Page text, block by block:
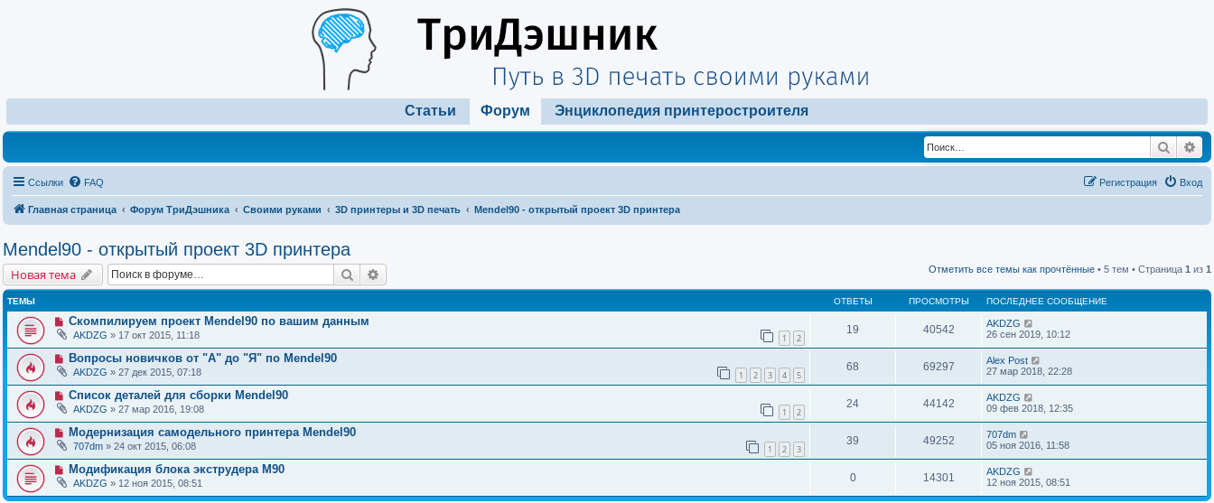
Статьи Форум Энциклопедия принтеростроителя
Поиск
Ссылки FAQ Вход
Регистрация
Главная страница Форум ТриДэшника Своими руками 3D принтеры и 3D печать Mendel90 - открытый проект 3D принтера
Mendel90 - открытый проект 3D принтера
Новая тема Поиск Отметить все темы как прочтённые • 5 тем • Страница 1 из 1
ТЕМЫ ОТВЕТЫ ПРОСМОТРЫ ПОСЛЕДНЕЕ СООБЩЕНИЕ
Скомпилируем проект Mendel90 по вашим данным
AKDZG » 17 окт 2015, 11:18 1 2
19 40542
AKDZG
26 сен 2019, 10:12
Вопросы новичков от "А" до "Я" по Mendel90
AKDZG » 27 дек 2015, 07:18 1 2 3 4 5
68 69297
Alex Post
27 мар 2018, 22:28
Список деталей для сборки Mendel90
AKDZG » 27 мар 2016, 19:08 1 2
24 44142
AKDZG
09 фев 2018, 12:35
Модернизация самодельного принтера Mendel90
707dm » 24 окт 2015, 06:08 1 2 3
39 49252
707dm
05 ноя 2016, 11:58
Модификация блока экструдера M90
AKDZG » 12 ноя 2015, 08:51 0 14301
AKDZG
12 ноя 2015, 08:51